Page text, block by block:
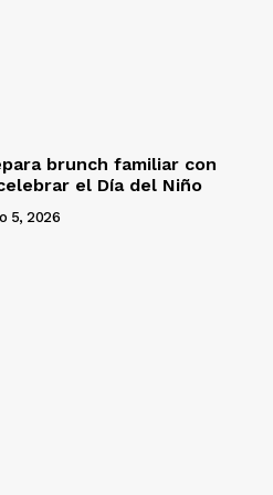
brunch familiar con
el Día del Niño
5, 2026